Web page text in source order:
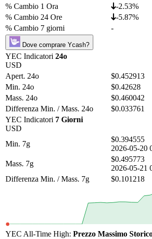
% Cambio 1 Ora
-2.53%
% Cambio 24 Ore
-5.87%
% Cambio 7 giorni
-
Dove comprare Ycash?
YEC Indicatori 24o
USD
Apert. 24o
$0.452913
Min. 24o
$0.42628
Mass. 24o
$0.460042
Differenza Min. / Mass. 24o
$0.033761
YEC Indicatori 7 Giorni
USD
Min. 7g
$0.394555
2026-05-20
Mass. 7g
$0.495773
2026-05-21
Differenza Min. / Mass. 7g
$0.101218
YEC All-Time High: Prezzo Massimo